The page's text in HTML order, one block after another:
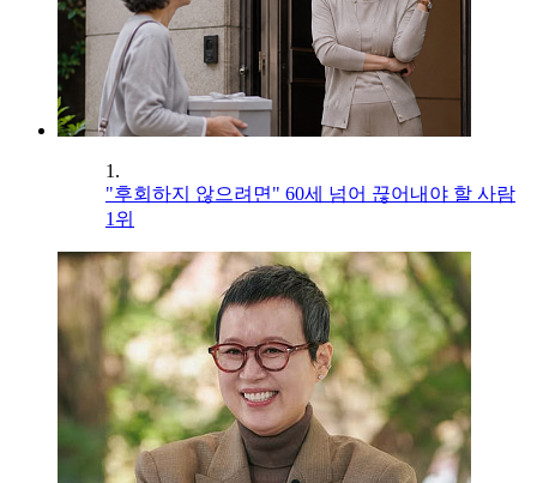
1.
"후회하지 않으려면" 60세 넘어 끊어내야 할 사람
1위